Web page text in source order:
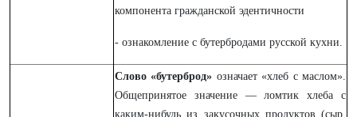
компонента гражданской эдентичности
- ознакомление с бутербродами русской кухни.
Слово «бутерброд» означает «хлеб с маслом».
Общепринятое значение — ломтик хлеба с
каким-нибудь из закусочных продуктов (сыр,